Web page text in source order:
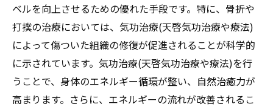
ベルを向上させるための優れた手段です。特に、骨折や
打撲の治療においては、気功治療(天啓気功治療や療法)
によって傷ついた組織の修復が促進されることが科学的
に示されています。気功治療(天啓気功治療や療法)を行
うことで、身体のエネルギー循環が整い、自然治癒力が
高まります。さらに、エネルギーの流れが改善されるこ